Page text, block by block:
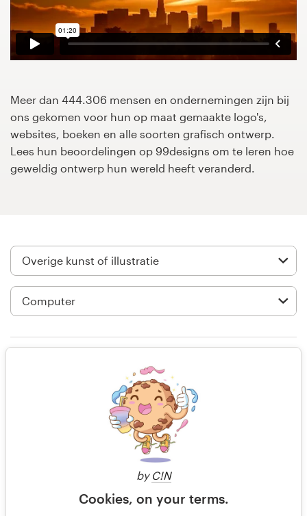
by C!N
Cookies, on your terms.
Meer dan 444.306 mensen en ondernemingen zijn bij
ons gekomen voor hun op maat gemaakte logo's,
websites, boeken en alle soorten grafisch ontwerp.
Lees hun beoordelingen op 99designs om te leren hoe
geweldig ontwerp hun wereld heeft veranderd.
il y a 14 ans
Overlord Computer
Bekijk hun kunst of illustratie
99designs Studio
Ontvang
een
ontwerp
Webdesign
Merkgids
Blader door alle categorieën
+49 30 568 377 84